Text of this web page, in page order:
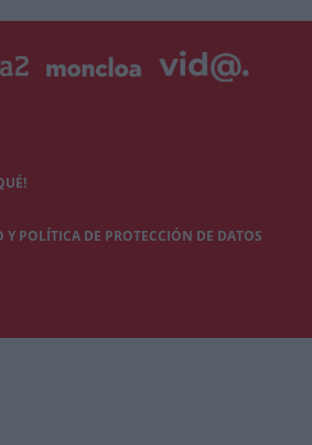
POLÍTICA DE PROTECCIÓN DE DATOS